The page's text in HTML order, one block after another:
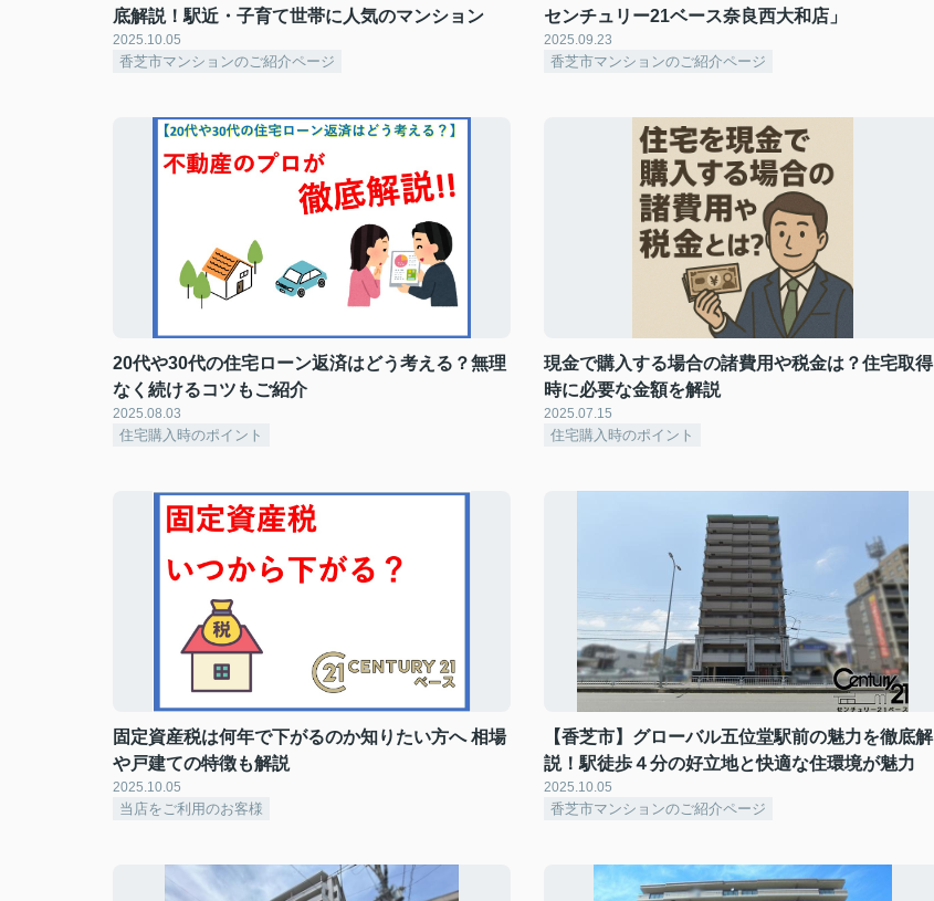
底解説！駅近・子育て世帯に人気のマンション
2025.10.05
香芝市マンションのご紹介ページ
センチュリー21ベース奈良西大和店」
2025.09.23
香芝市マンションのご紹介ページ
20代や30代の住宅ローン返済はどう考える？無理
なく続けるコツもご紹介
2025.08.03
住宅購入時のポイント
現金で購入する場合の諸費用や税金は？住宅取得
時に必要な金額を解説
2025.07.15
住宅購入時のポイント
固定資産税は何年で下がるのか知りたい方へ 相場
や戸建ての特徴も解説
2025.10.05
当店をご利用のお客様
【香芝市】グローバル五位堂駅前の魅力を徹底解
説！駅徒歩４分の好立地と快適な住環境が魅力
2025.10.05
香芝市マンションのご紹介ページ